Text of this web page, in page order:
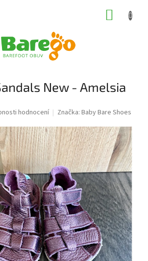
New - Amelsia
hodnocení Značka: Baby Bare Shoes